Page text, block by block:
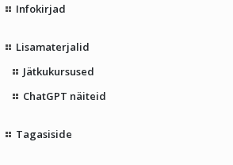
Infokirjad
Lisamaterjalid
Jätkukursused
ChatGPT näiteid
Tagasiside